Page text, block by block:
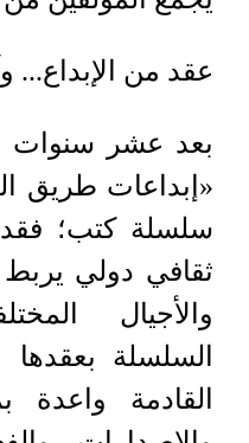
عقد من الإبداع...
بعد عشر سنوات
«إبداعات طريق
سلسلة كتب؛
ثقافي دولي يربط
والأجيال
السلسلة بعقدها
القادمة